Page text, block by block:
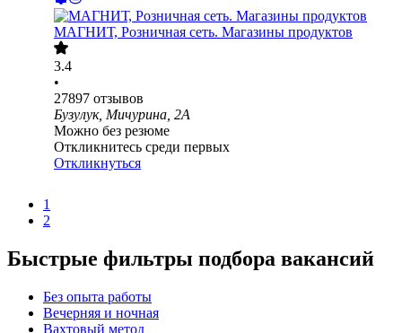
МАГНИТ, Розничная сеть. Магазины продуктов
3.4
•
27897 отзывов
Бузулук, Мичурина, 2А
Можно без резюме
Откликнитесь среди первых
Откликнуться
1
2
Быстрые фильтры подбора вакансий
Без опыта работы
Вечерняя и ночная
Вахтовый метод